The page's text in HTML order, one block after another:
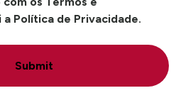
a Política de Privacidade.
Submit